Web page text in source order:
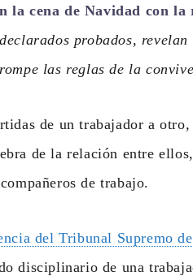
la cena de Navidad con
probados,
las reglas de la
de un trabajador a
de la relación entre
de trabajo.
del Tribunal Supremo
disciplinario de una